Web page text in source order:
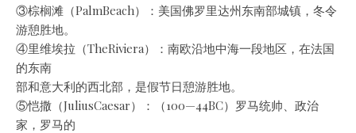
③棕榈滩（PalmBeach）：美国佛罗里达州东南部城镇，冬令
游憩胜地。
④里维埃拉（TheRiviera）：南欧沿地中海一段地区，在法国
的东南
部和意大利的西北部，是假节日憩游胜地。
⑤恺撒（JuliusCaesar）：（100—44BC）罗马统帅、政治
家，罗马的